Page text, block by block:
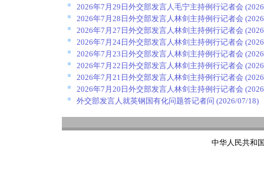
2026年7月29日外交部发言人毛宁主持例行记者会
2026年7月28日外交部发言人林剑主持例行记者会
2026年7月27日外交部发言人林剑主持例行记者会
2026年7月24日外交部发言人林剑主持例行记者会
2026年7月23日外交部发言人林剑主持例行记者会
2026年7月22日外交部发言人林剑主持例行记者会
2026年7月21日外交部发言人林剑主持例行记者会
2026年7月20日外交部发言人林剑主持例行记者会
外交部发言人就英钢国有化问题答记者问 (2026/07/18)
中华人民共和